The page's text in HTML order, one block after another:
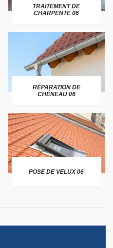
TRAITEMENT DE
CHARPENTE 06
RÉPARATION DE
CHÉNEAU 06
POSE DE VELUX 06